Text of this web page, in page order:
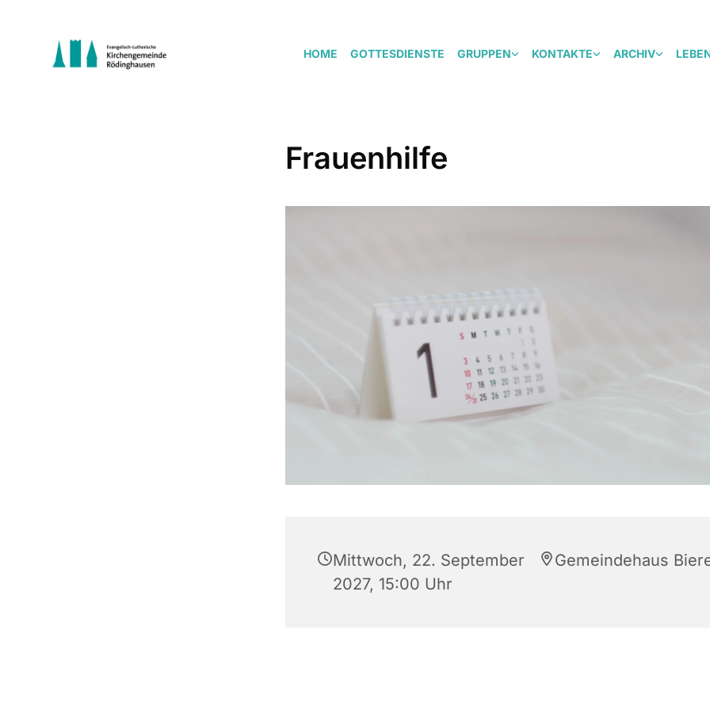
HOME GOTTESDIENSTE GRUPPEN KONTAKTE ARCHIV
Frauenhilfe
Mittwoch, 22. September
2027, 15:00 Uhr
Gemeindehaus